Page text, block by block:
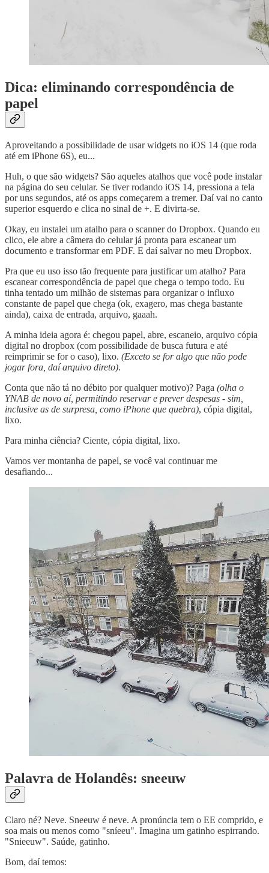
Dica: eliminando correspondência de
papel
Aproveitando a possibilidade de usar widgets no iOS 14 (que roda
até em iPhone 6S), eu...
Huh, o que são widgets? São aqueles atalhos que você pode instalar
na página do seu celular. Se tiver rodando iOS 14, pressiona a tela
por uns segundos, até os apps começarem a tremer. Daí vai no canto
superior esquerdo e clica no sinal de +. E divirta-se.
Okay, eu instalei um atalho para o scanner do Dropbox. Quando eu
clico, ele abre a câmera do celular já pronta para escanear um
documento e transformar em PDF. E daí salvar no meu Dropbox.
Pra que eu uso isso tão frequente para justificar um atalho? Para
escanear correspondência de papel que chega o tempo todo. Eu
tinha tentado um milhão de sistemas para organizar o influxo
constante de papel que chega (ok, exagero, mas chega bastante
ainda), caixa de entrada, arquivo, gaaah.
A minha ideia agora é: chegou papel, abre, escaneio, arquivo cópia
digital no dropbox (com possibilidade de busca futura e até
reimprimir se for o caso), lixo. (Exceto se for algo que não pode
jogar fora, daí arquivo direto).
Conta que não tá no débito por qualquer motivo)? Paga (olha o
YNAB de novo aí, permitindo reservar e prever despesas - sim,
inclusive as de surpresa, como iPhone que quebra), cópia digital,
lixo.
Para minha ciência? Ciente, cópia digital, lixo.
Vamos ver montanha de papel, se você vai continuar me
desafiando...
Palavra de Holandês: sneeuw
Claro né? Neve. Sneeuw é neve. A pronúncia tem o EE comprido, e
soa mais ou menos como "sníeeu". Imagina um gatinho espirrando.
"Snieeuw". Saúde, gatinho.
Bom, daí temos: